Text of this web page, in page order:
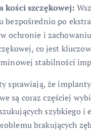
kości szczękowej:
bezpośrednio po
ochronie i
co jest
stabilności
sprawiają, że implanty
są coraz częściej
szybkiego i
brakujących